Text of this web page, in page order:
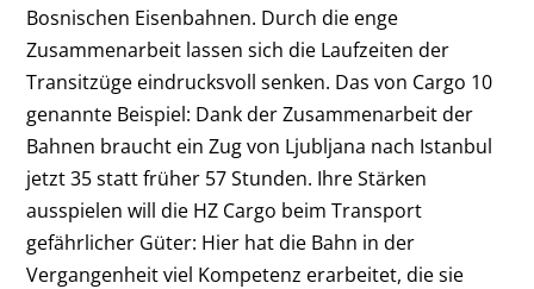
Bosnischen Eisenbahnen. Durch die enge
Zusammenarbeit lassen sich die Laufzeiten der
Transitzüge eindrucksvoll senken. Das von Cargo 10
genannte Beispiel: Dank der Zusammenarbeit der
Bahnen braucht ein Zug von Ljubljana nach Istanbul
jetzt 35 statt früher 57 Stunden. Ihre Stärken
ausspielen will die HZ Cargo beim Transport
gefährlicher Güter: Hier hat die Bahn in der
Vergangenheit viel Kompetenz erarbeitet, die sie